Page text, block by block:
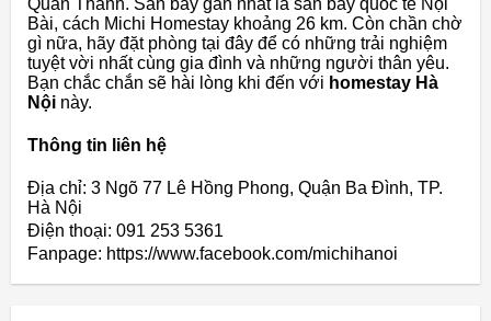
Bài, cách Michi Homestay khoảng 26 km. Còn chần chờ
gì nữa, hãy đặt phòng tại đây để có những trải nghiệm
tuyệt vời nhất cùng gia đình và những người thân yêu.
Bạn chắc chắn sẽ hài lòng khi đến với homestay Hà
Nội này.
Thông tin liên hệ
Địa chỉ: 3 Ngõ 77 Lê Hồng Phong, Quận Ba Đình, TP.
Hà Nội
Điện thoại: 091 253 5361
Fanpage: https://www.facebook.com/michihanoi